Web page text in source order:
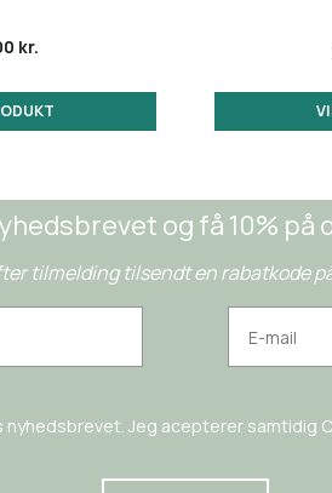
kr.
og få 10%
tilmelding tilsendt en rabatkode
Jeg acepterer samtidig